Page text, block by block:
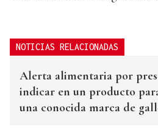
NOTICIAS RELACIONADAS
Alerta alimentaria por
indicar en un producto
una conocida marca de